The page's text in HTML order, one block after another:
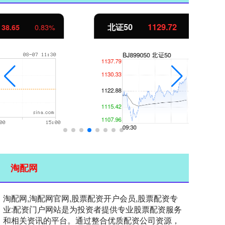
北证50 6.84 0.61%
淘配网
淘配网,淘配网官网,股票配资开户会员,股票配资专
业:配资门户网站是为投资者提供专业股票配资服务
和相关资讯的平台。通过整合优质配资公司资源，